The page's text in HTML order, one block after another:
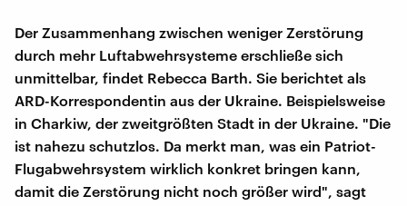
Der Zusammenhang zwischen weniger Zerstörung
durch mehr Luftabwehrsysteme erschließe sich
unmittelbar, findet Rebecca Barth. Sie berichtet als
ARD-Korrespondentin aus der Ukraine. Beispielsweise
in Charkiw, der zweitgrößten Stadt in der Ukraine. "Die
ist nahezu schutzlos. Da merkt man, was ein Patriot-
Flugabwehrsystem wirklich konkret bringen kann,
damit die Zerstörung nicht noch größer wird", sagt